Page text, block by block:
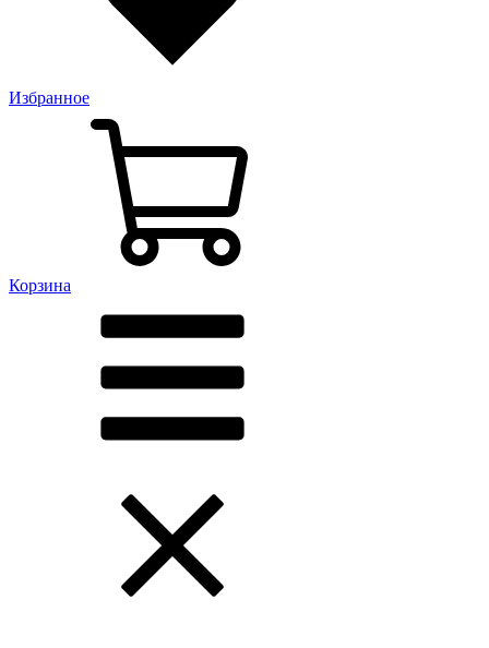
Избранное
Корзина